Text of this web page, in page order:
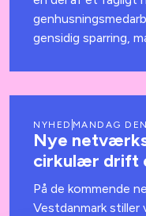
gensidig sparring,
NYHED MANDAG
Nye
cirkulær drift
På de kommende
Vestdanmark stiller